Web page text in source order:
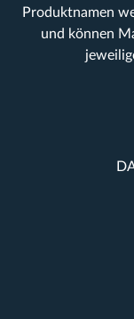
Produktnamen
und können